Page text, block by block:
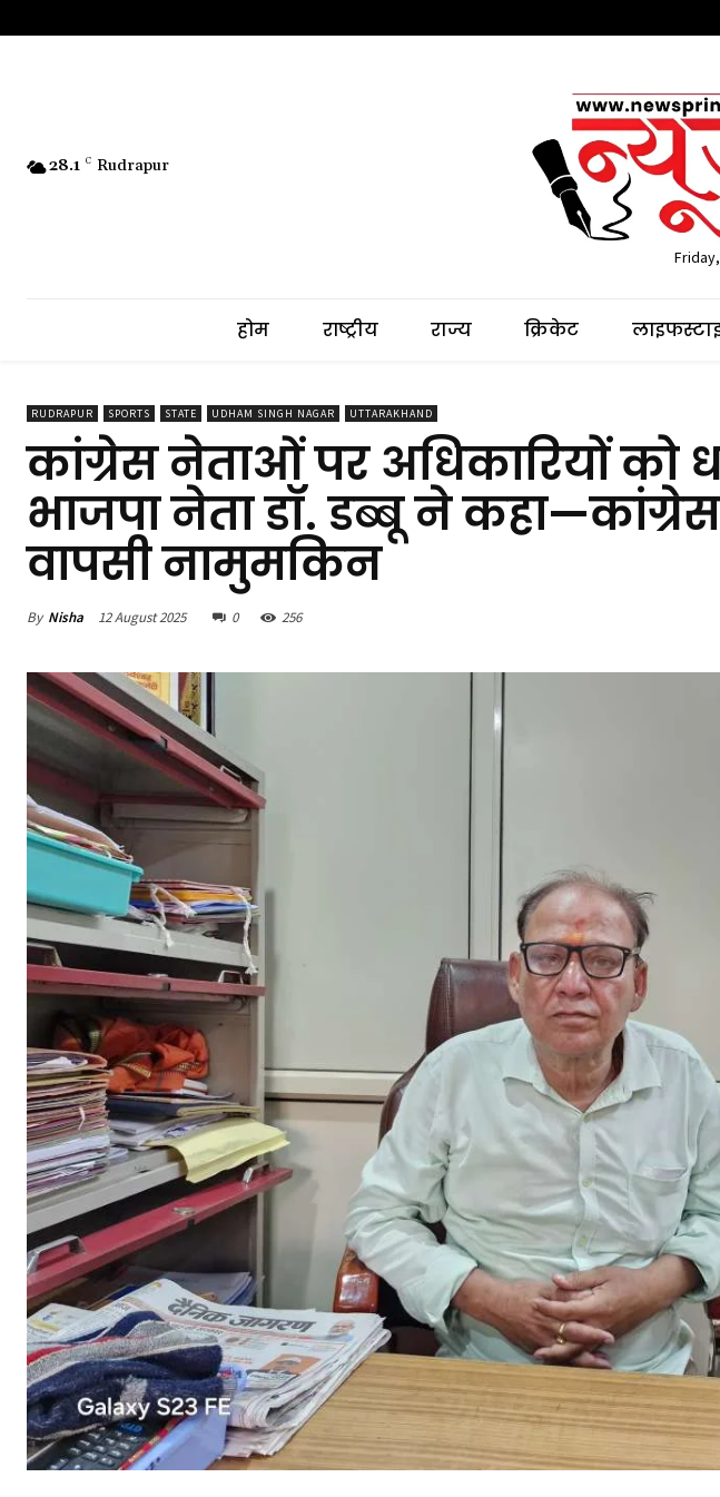
28.1 C Rudrapur
होम राष्ट्रीय राज्य क्रिकेट
RUDRAPUR SPORTS STATE UDHAM SINGH NAGAR UTTARAKHAND
कांग्रेस नेताओं पर अधिकारियों
भाजपा नेता डॉ. डब्बू ने
वापसी नामुमकिन
By Nisha 12 August 2025 0 256